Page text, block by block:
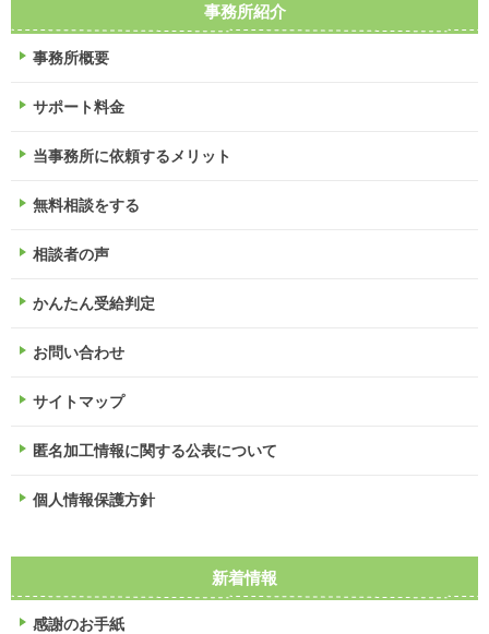
事務所紹介
事務所概要
サポート料金
当事務所に依頼するメリット
無料相談をする
相談者の声
かんたん受給判定
お問い合わせ
サイトマップ
匿名加工情報に関する公表について
個人情報保護方針
新着情報
感謝のお手紙